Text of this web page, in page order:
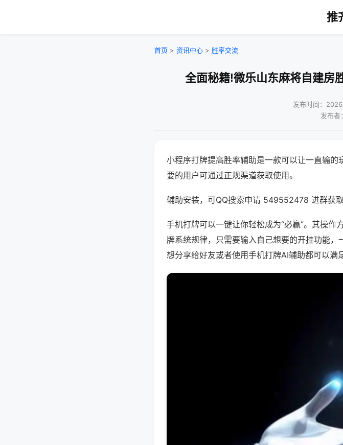
推
首页 > 资讯中心 > 胜率交流
全面秘籍!微乐山东麻将自建房
发布时间：
发布者
小程序打牌提高胜率辅助是一款可以让一直输的
要的用户可通过正规渠道获取使用。
辅助安装，可QQ搜索申请 549552478 进群获
手机打牌可以一键让你轻松成为“必赢”。其操
牌系统规律，只需要输入自己想要的开挂功能
想分享给好友或者使用手机打牌AI辅助都可以满